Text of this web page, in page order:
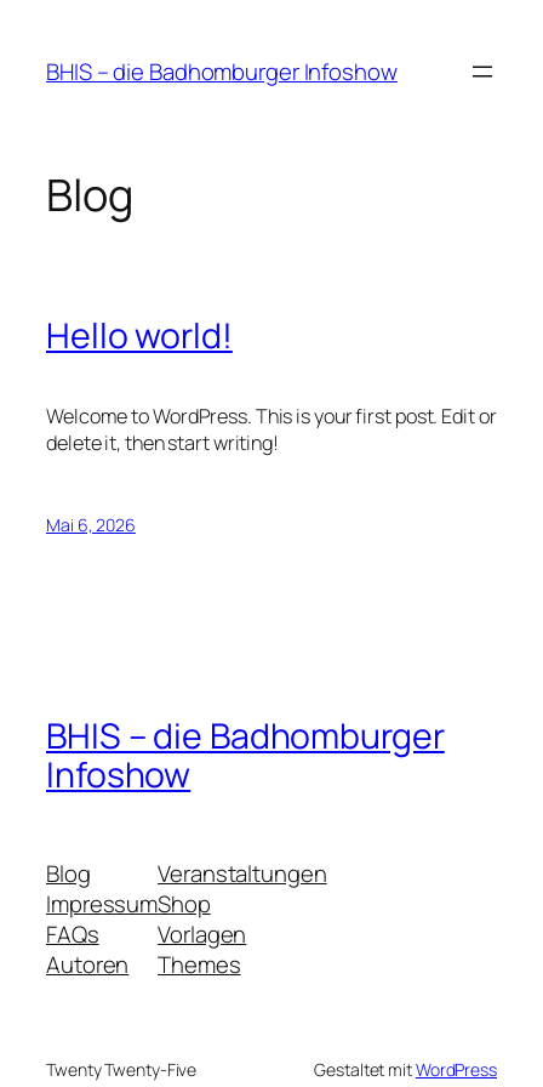
springen
BHIS – die Badhomburger Infoshow
Blog
Hello world!
Welcome to WordPress. This is your first post. Edit or
delete it, then start writing!
Mai 6, 2026
BHIS – die Badhomburger
Infoshow
Blog
Impressum
FAQs
Autoren
Veranstaltungen
Shop
Vorlagen
Themes
Twenty Twenty-Five Gestaltet mitWordPress